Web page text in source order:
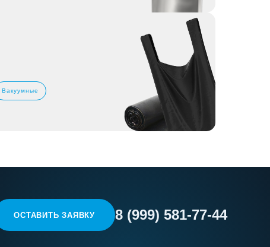
Вакуумные
ОСТАВИТЬ ЗАЯВКУ 8 (999) 581-77-44